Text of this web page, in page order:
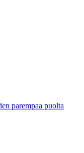
parempaa puolta